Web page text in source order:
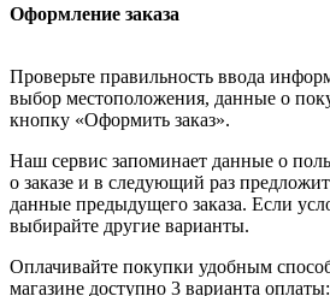
Оформление заказа
Проверьте правильность ввода
выбор местоположения, данные о
кнопку «Оформить заказ».
Наш сервис запоминает данные о
о заказе и в следующий раз
данные предыдущего заказа. Если
выбирайте другие варианты.
Оплачивайте покупки удобным
магазине доступно 3 варианта оплаты: